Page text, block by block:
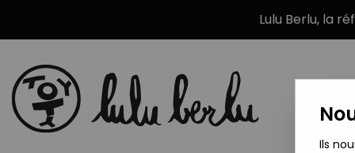
Lulu Berlu, la
Ils